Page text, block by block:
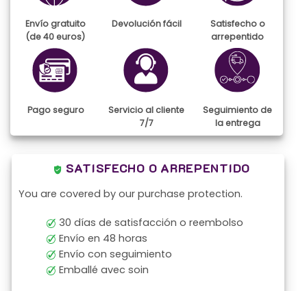
Envío gratuito
(de 40 euros)
Devolución fácil
Satisfecho o
arrepentido
Pago seguro
Servicio al cliente
7/7
Seguimiento de
la entrega
SATISFECHO O ARREPENTIDO
You are covered by our purchase protection.
30 días de satisfacción o reembolso
Envío en 48 horas
Envío con seguimiento
Emballé avec soin